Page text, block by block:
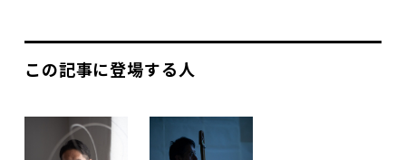
この記事に登場する人